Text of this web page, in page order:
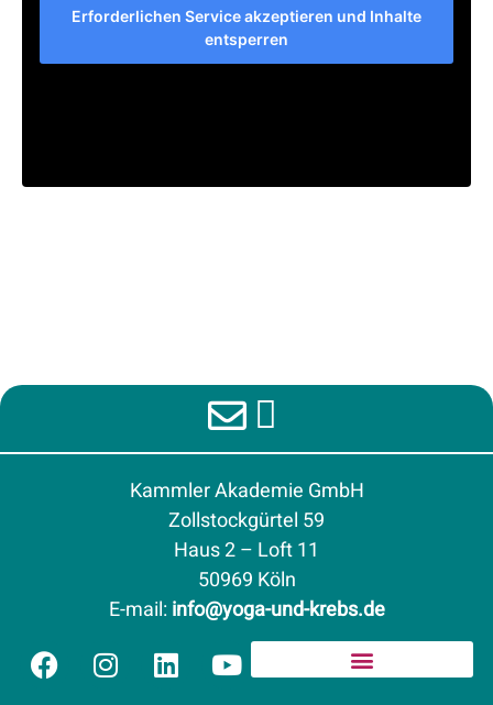
Erforderlichen Service akzeptieren und Inhalte
entsperren
Kammler Akademie GmbH
Zollstockgürtel 59
Haus 2 – Loft 11
50969 Köln
E-mail:info@yoga-und-krebs.de